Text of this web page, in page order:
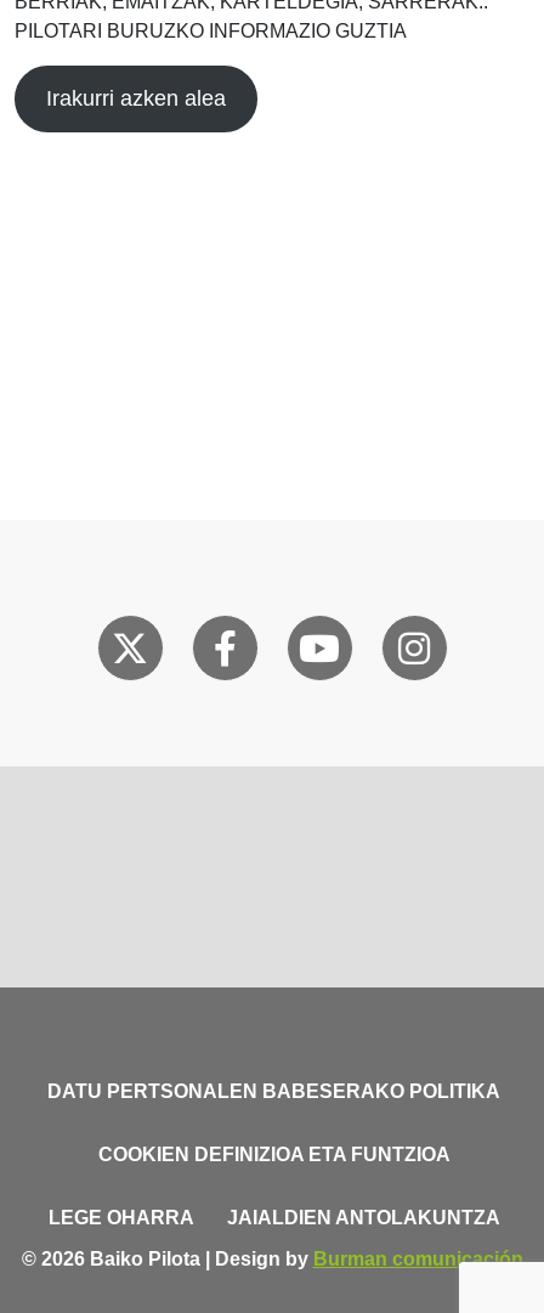
PILOTARI BURUZKO INFORMAZIO GUZTIA
Irakurri azken alea
DATU PERTSONALEN BABESERAKO POLITIKA
COOKIEN DEFINIZIOA ETA FUNTZIOA
LEGE OHARRA
JAIALDIEN ANTOLAKUNTZA
© 2026 Baiko Pilota | Design by Burman comunicación